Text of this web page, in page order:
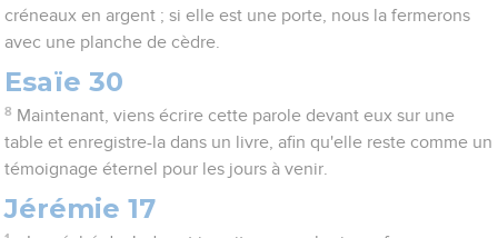
créneaux en argent ; si elle est une porte, nous la fermerons
avec une planche de cèdre.
Esaïe 30
8 Maintenant, viens écrire cette parole devant eux sur une
table et enregistre-la dans un livre, afin qu'elle reste comme un
témoignage éternel pour les jours à venir.
Jérémie 17